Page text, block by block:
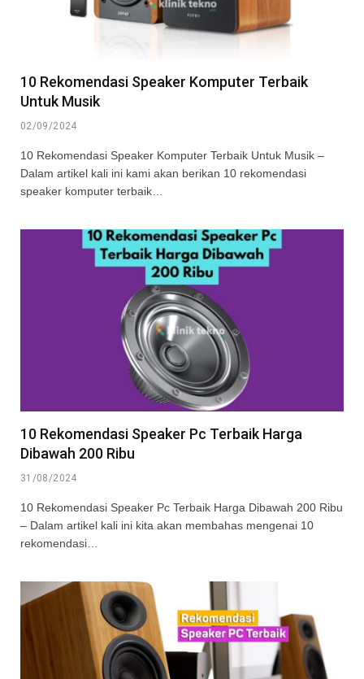
10 Rekomendasi Speaker Komputer Terbaik
Untuk Musik
02/09/2024
10 Rekomendasi Speaker Komputer Terbaik Untuk Musik –
Dalam artikel kali ini kami akan berikan 10 rekomendasi
speaker komputer terbaik…
10 Rekomendasi Speaker Pc Terbaik Harga
Dibawah 200 Ribu
31/08/2024
10 Rekomendasi Speaker Pc Terbaik Harga Dibawah 200 Ribu
– Dalam artikel kali ini kita akan membahas mengenai 10
rekomendasi…